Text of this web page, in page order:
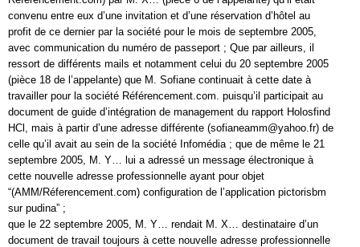
convenu entre eux d’une invitation et d’une réservation d’hôtel au
profit de ce dernier par la société pour le mois de septembre 2005,
avec communication du numéro de passeport ; Que par ailleurs, il
ressort de différents mails et notamment celui du 20 septembre 2005
(pièce 18 de l’appelante) que M. Sofiane continuait à cette date à
travailler pour la société Référencement.com. puisqu’il participait au
document de guide d’intégration de management du rapport Holosfind
HCl, mais à partir d’une adresse différente (sofianeamm@yahoo.fr) de
celle qu’il avait au sein de la société Infomédia ; que de même le 21
septembre 2005, M. Y… lui a adressé un message électronique à
cette nouvelle adresse professionnelle ayant pour objet
“(AMM/Réferencement.com) configuration de l’application pictorisbm
sur pudina” ;
que le 22 septembre 2005, M. Y… rendait M. X… destinataire d’un
document de travail toujours à cette nouvelle adresse professionnelle